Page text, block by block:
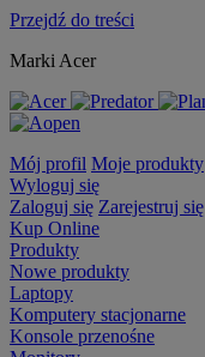
Przejdź do treści
Marki Acer
Mój profil Moje produkty
Wyloguj się
Zaloguj się Zarejestruj się
Kup Online
Produkty
Nowe produkty
Laptopy
Komputery stacjonarne
Konsole przenośne